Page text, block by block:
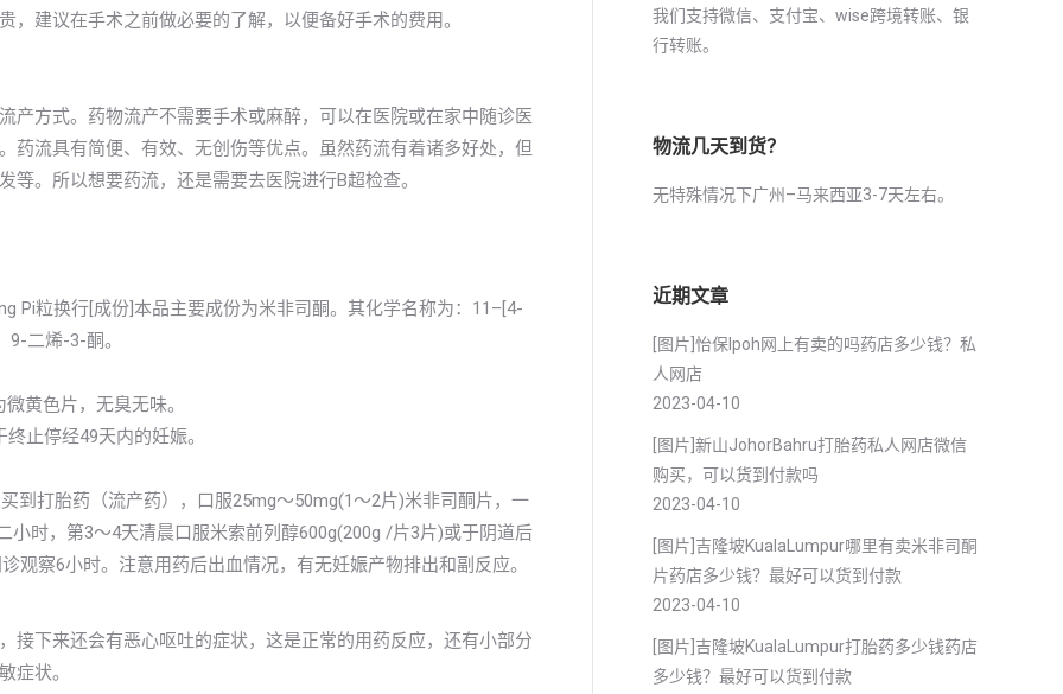
建议在手术之前做必要的了解，以便备好手术的费用。
产方式。药物流产不需要手术或麻醉，可以在医院或在家中随诊医
药流具有简便、有效、无创伤等优点。虽然药流有着诸多好处，但
。所以想要药流，还是需要去医院进行B超检查。
Pi粒换行[成份]本品主要成份为米非司酮。其化学名称为：11–[4-
二烯-3-酮。
黄色片，无臭无味。
止停经49天内的妊娠。
到打胎药（流产药），口服25mg～50mg(1～2片)米非司酮片，一
时，第3～4天清晨口服米索前列醇600g(200g /片3片)或于阴道后
观察6小时。注意用药后出血情况，有无妊娠产物排出和副反应。
接下来还会有恶心呕吐的症状，这是正常的用药反应，还有小部分
症状。
我们支持微信、支付宝、wise跨境转账、银
行转账。
物流几天到货？
无特殊情况下广州–马来西亚3-7天左右。
近期文章
[图片]怡保lpoh网上有卖的吗药店多少钱？私
人网店
2023-04-10
[图片]新山JohorBahru打胎药私人网店微信
购买，可以货到付款吗
2023-04-10
[图片]吉隆坡KualaLumpur哪里有卖米非司酮
片药店多少钱？最好可以货到付款
2023-04-10
[图片]吉隆坡KualaLumpur打胎药多少钱药店
多少钱？最好可以货到付款